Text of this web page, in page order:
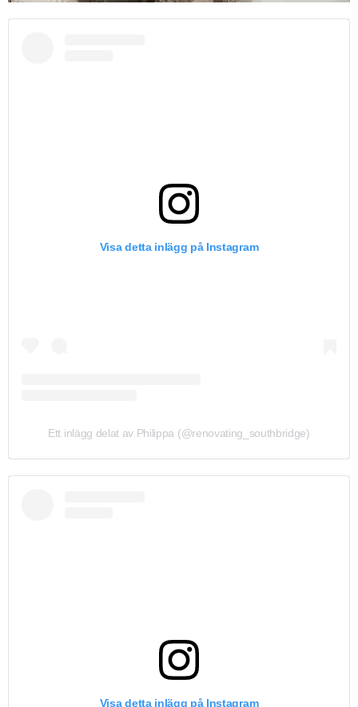
Visa detta inlägg på Instagram
Ett inlägg delat av Philippa (@renovating_southbridge)
Visa detta inlägg på Instagram